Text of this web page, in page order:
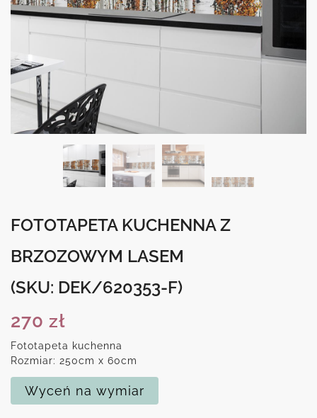
FOTOTAPETA KUCHENNA Z
BRZOZOWYM LASEM
(SKU: DEK/620353-F)
270 zł
Fototapeta kuchenna
Rozmiar: 250cm x 60cm
Wyceń na wymiar